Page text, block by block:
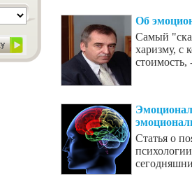
Об
Самый
харизму, с
стоимость,
Статья о